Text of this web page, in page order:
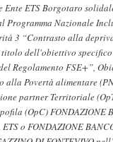
Ente ETS Borgotaro
Programma Nazionale
3 “Contrasto alla
dell'obiettivo
Regolamento FSE+”,
alla Povertà alimentare
partner Territoriale
(OpC) FONDAZIONE
ETS o FONDAZIONE